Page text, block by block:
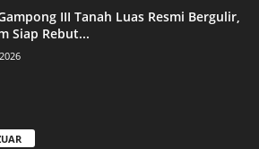
III Tanah Luas Resmi Bergulir,
Siap Rebut...